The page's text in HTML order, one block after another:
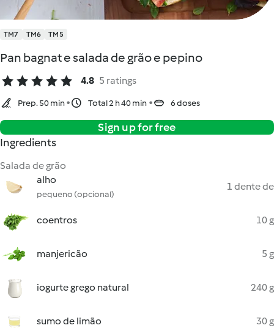
TM7 TM6 TM5
Pan bagnat e salada de grão e pepino
4.8 5 ratings
Prep. 50 min Total 2 h 40 min 6 doses
Sign up for free
Ingredients
Salada de grão
alho
pequeno (opcional)
1 dente de
coentros 10 g
manjericão 5 g
iogurte grego natural 240 g
sumo de limão 30 g